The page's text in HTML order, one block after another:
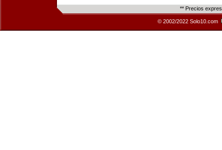
** Precios
© 2002/2022 Solo10.com